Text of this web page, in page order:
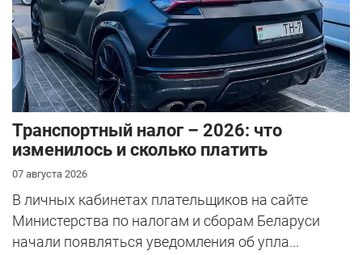
Транспортный налог – 2026: что
изменилось и сколько платить
07 августа 2026
В личных кабинетах плательщиков на сайте
Министерства по налогам и сборам Беларуси
начали появляться уведомления об упла...